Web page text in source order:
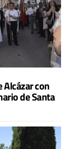
Alcázar con
de Santa